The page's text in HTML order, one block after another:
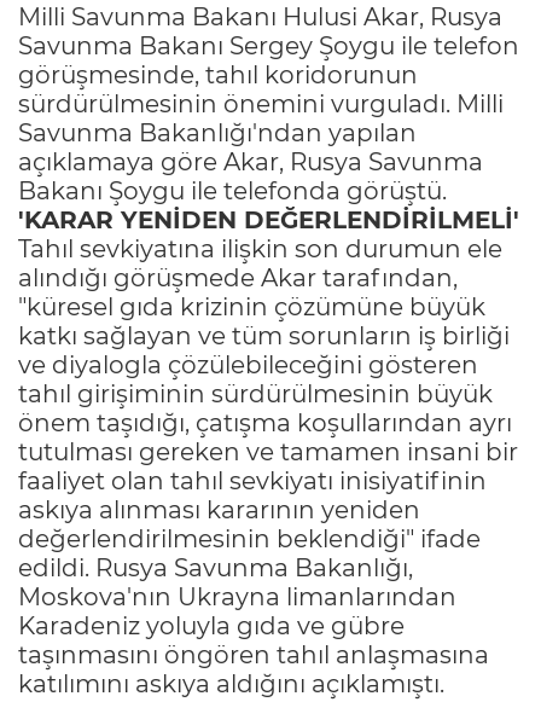
Milli Savunma Bakanı Hulusi Akar, Rusya
Savunma Bakanı Sergey Şoygu ile telefon
görüşmesinde, tahıl koridorunun
sürdürülmesinin önemini vurguladı. Milli
Savunma Bakanlığı'ndan yapılan
açıklamaya göre Akar, Rusya Savunma
Bakanı Şoygu ile telefonda görüştü.
'KARAR YENİDEN DEĞERLENDİRİLMELİ'
Tahıl sevkiyatına ilişkin son durumun ele
alındığı görüşmede Akar tarafından,
"küresel gıda krizinin çözümüne büyük
katkı sağlayan ve tüm sorunların iş birliği
ve diyalogla çözülebileceğini gösteren
tahıl girişiminin sürdürülmesinin büyük
önem taşıdığı, çatışma koşullarından ayrı
tutulması gereken ve tamamen insani bir
faaliyet olan tahıl sevkiyatı inisiyatifinin
askıya alınması kararının yeniden
değerlendirilmesinin beklendiği" ifade
edildi. Rusya Savunma Bakanlığı,
Moskova'nın Ukrayna limanlarından
Karadeniz yoluyla gıda ve gübre
taşınmasını öngören tahıl anlaşmasına
katılımını askıya aldığını açıklamıştı.